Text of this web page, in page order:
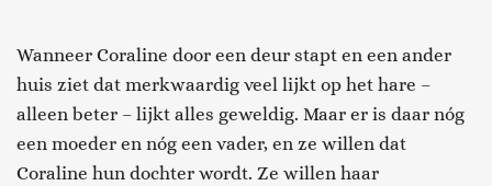
Wanneer Coraline door een deur stapt en een ander
huis ziet dat merkwaardig veel lijkt op het hare –
alleen beter – lijkt alles geweldig. Maar er is daar nóg
een moeder en nóg een vader, en ze willen dat
Coraline hun dochter wordt. Ze willen haar